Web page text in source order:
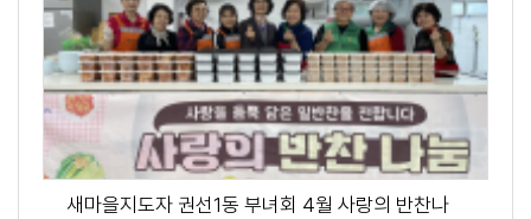
새마을지도자 권선1동 부녀회 4월 사랑의 반찬나